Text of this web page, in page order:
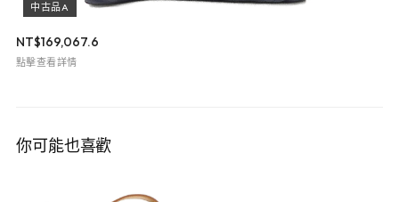
中古品A
NT$169,067.6
點擊查看詳情
你可能也喜歡